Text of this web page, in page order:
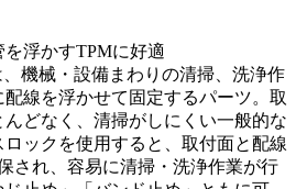
浮かすTPMに好適
、機械・設備まわりの清掃、洗浄作
線を浮かせて固定するパーツ。取
どなく、清掃がしにくい一般的な
ックを使用すると、取付面と配線
され、容易に清掃・洗浄作業が行